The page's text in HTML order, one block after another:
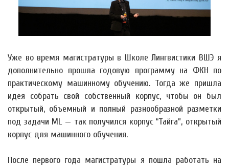
Уже во время магистратуры в Школе Лингвистики ВШЭ я
дополнительно прошла годовую программу на ФКН по
практическому машинному обучению. Тогда же пришла
идея собрать свой собственный корпус, чтобы он был
открытый, объемный и полный разнообразной разметки
под задачи ML — так получился корпус “Тайга”, открытый
корпус для машинного обучения.
После первого года магистратуры я пошла работать на